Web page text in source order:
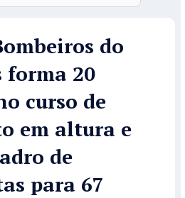
do
forma 20
curso de
em altura e
de
para 67